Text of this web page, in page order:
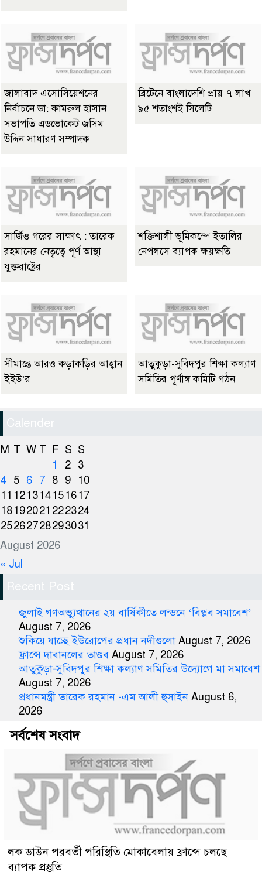
জালাবাদ এসোসিয়েশনের
নির্বাচনে ডা: কামরুল হাসান
সভাপতি এডভোকেট জসিম
উদ্দিন সাধারণ সম্পাদক
ব্রিটেনে বাংলাদেশি প্রায় ৭ লাখ
৯৫ শতাংশই সিলেটি
সার্জিও গরের সাক্ষাৎ : তারেক
রহমানের নেতৃত্বে পূর্ণ আস্থা
যুক্তরাষ্ট্রের
শক্তিশালী ভূমিকম্পে ইতালির
নেপলসে ব্যাপক ক্ষয়ক্ষতি
সীমান্তে আরও কড়াকড়ির আহ্বান
ইইউ’র
আতুকুড়া-সুবিদপুর শিক্ষা কল্যাণ
সমিতির পূর্ণাঙ্গ কমিটি গঠন
Calender
August 2026
M T W T F S S
1
2 3
4 5 6 7 8 9
10
11 121314151617
18192021 222324
25262728293031
« Jul
Recent Post
জুলাই গণঅভ্যুত্থানের ২য় বার্ষিকীতে লন্ডনে ‘বিপ্লব সমাবেশ’
August 7, 2026
শুকিয়ে যাচ্ছে ইউরোপের প্রধান নদীগুলো August 7, 2026
ফ্রান্সে দাবানলের তাণ্ডব August 7, 2026
আতুকুড়া-সুবিদপুর শিক্ষা কল্যাণ সমিতির উদ্যোগে মা সমাবেশ
August 7, 2026
প্রধানমন্ত্রী তারেক রহমান -এম আলী হুসাইন August 6,
2026
সর্বশেষ সংবাদ
লক ডাউন পরবর্তী পরিস্থিতি মোকাবেলায় ফ্রান্সে চলছে
ব্যাপক প্রস্তুতি